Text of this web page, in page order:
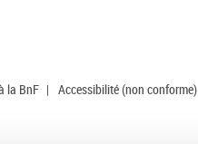
la BnF | Accessibilité (non conforme)